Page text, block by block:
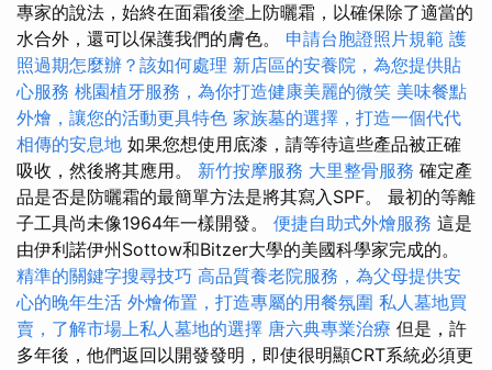
專家的說法，始終在面霜後塗上防曬霜，以確保除了適當的
水合外，還可以保護我們的膚色。 申請台胞證照片規範 護
照過期怎麼辦？該如何處理 新店區的安養院，為您提供貼
心服務 桃園植牙服務，為你打造健康美麗的微笑 美味餐點
外燴，讓您的活動更具特色 家族墓的選擇，打造一個代代
相傳的安息地 如果您想使用底漆，請等待這些產品被正確
吸收，然後將其應用。 新竹按摩服務 大里整骨服務 確定產
品是否是防曬霜的最簡單方法是將其寫入SPF。 最初的等離
子工具尚未像1964年一樣開發。 便捷自助式外燴服務 這是
由伊利諾伊州Sottow和Bitzer大學的美國科學家完成的。
精準的關鍵字搜尋技巧 高品質養老院服務，為父母提供安
心的晚年生活 外燴佈置，打造專屬的用餐氛圍 私人墓地買
賣，了解市場上私人墓地的選擇 唐六典專業治療 但是，許
多年後，他們返回以開發發明，即使很明顯CRT系統必須更